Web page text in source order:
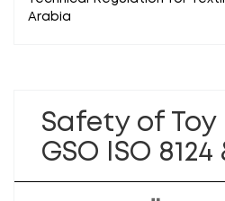
Arabia
Safety of
GSO ISO 8124